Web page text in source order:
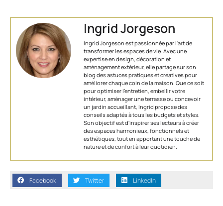
Ingrid Jorgeson
Ingrid Jorgeson est passionnée par l'art de
transformer les espaces de vie. Avec une
expertise en design, décoration et
aménagement extérieur, elle partage sur son
blog des astuces pratiques et créatives pour
améliorer chaque coin de la maison. Que ce soit
pour optimiser l’entretien, embellir votre
intérieur, aménager une terrasse ou concevoir
un jardin accueillant, Ingrid propose des
conseils adaptés à tous les budgets et styles.
Son objectif est d'inspirer ses lecteurs à créer
des espaces harmonieux, fonctionnels et
esthétiques, tout en apportant une touche de
nature et de confort à leur quotidien.
Facebook Twitter LinkedIn